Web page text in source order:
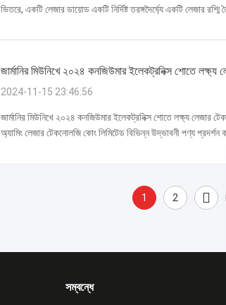
ভিতরে, একটি লেজার ডায়োড একটি নির্দিষ্ট তরঙ্গদৈর্ঘ্যে একটি লেজার
জার্মানির মিউনিখে ২০২৪ কনজিউমার ইলেকট্রনিক্স শোতে লক্ষ্য
2024-11-15 23:46:56
জার্মানির মিউনিখে ২০২৪ কনজিউমার ইলেকট্রনিক্স শোতে লক্ষ্য লেজার
অ্যামিং লেজার টেকনোলজি কোং লিমিটেড বিভিন্ন উদ্ভাবনী পণ্য
1 2
সম্বন্ধে